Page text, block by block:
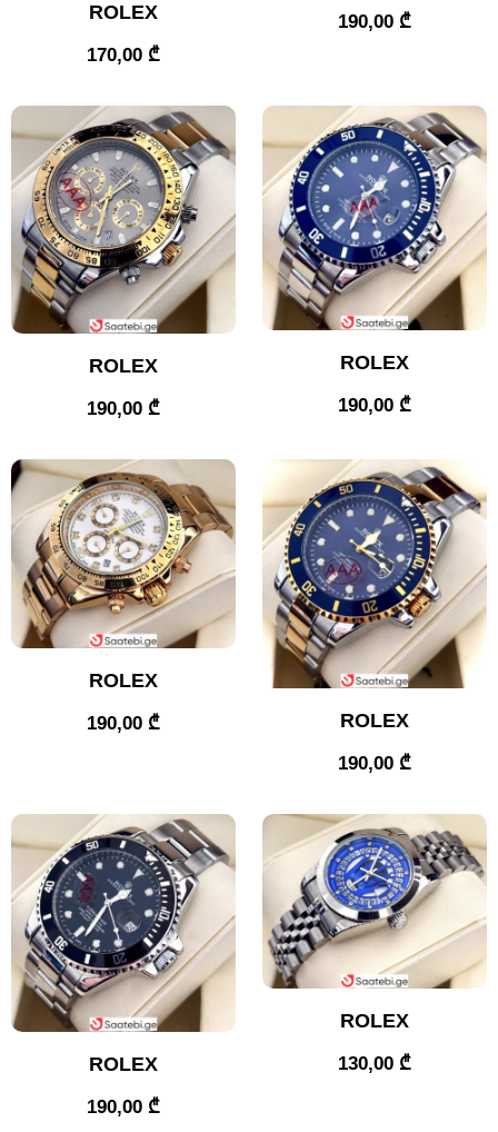
ROLEX
170,00 ₾
190,00 ₾
ROLEX
190,00 ₾
ROLEX
190,00 ₾
ROLEX
190,00 ₾ ROLEX
190,00 ₾
ROLEX
190,00 ₾
ROLEX
130,00 ₾